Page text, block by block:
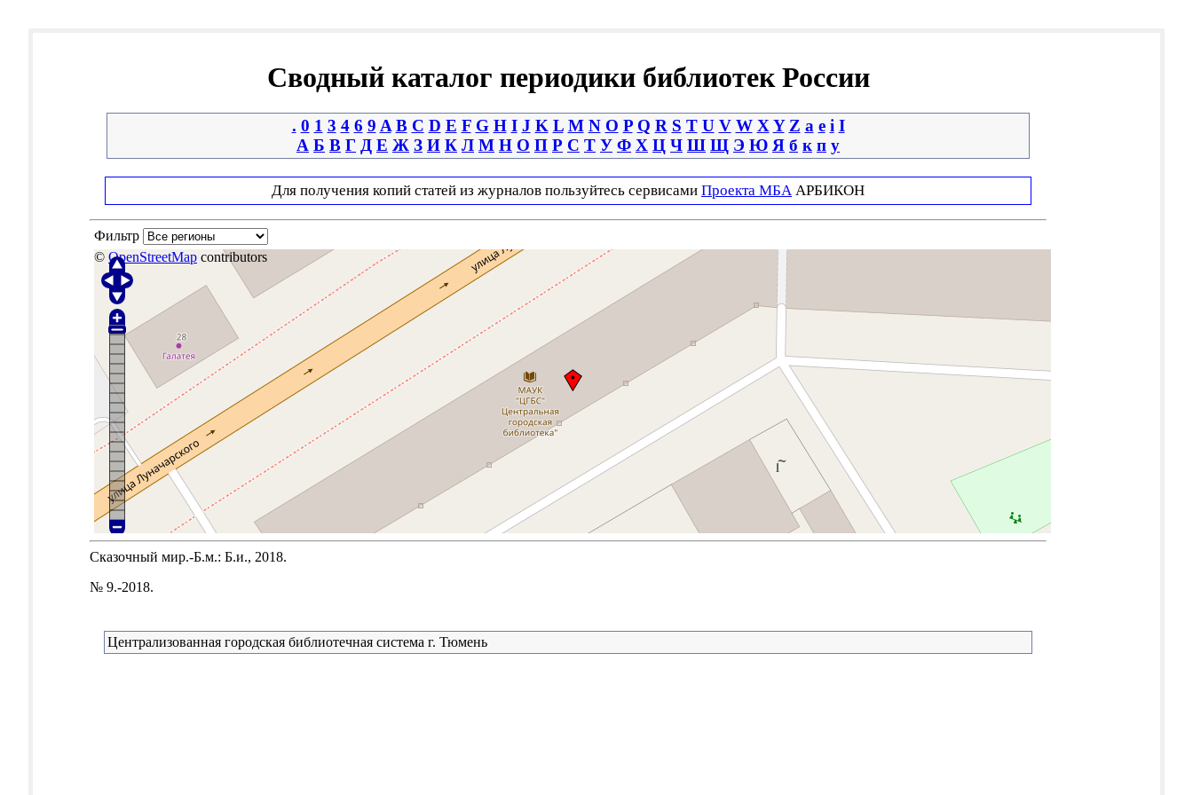
Сводный каталог периодики библиотек России
. 0 1 3 4 6 9 A B C D E F G H I J K L M N O P Q R S T U V W X Y Z a e i І
А Б В Г Д Е Ж З И К Л М Н О П Р С Т У Ф Х Ц Ч Ш Щ Э Ю Я б к п у
Для получения копий статей из журналов пользуйтесь сервисами Проекта МБА АРБИКОН
Фильтр
© OpenStreetMap contributors
Сказочный мир.-Б.м.: Б.и., 2018.
№ 9.-2018.
Централизованная городская библиотечная система г. Тюмень